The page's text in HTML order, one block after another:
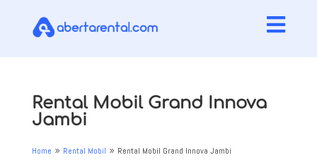

Rental Mobil Grand Innova
Jambi
Home 9 Rental Mobil 9 Rental Mobil Grand Innova Jambi